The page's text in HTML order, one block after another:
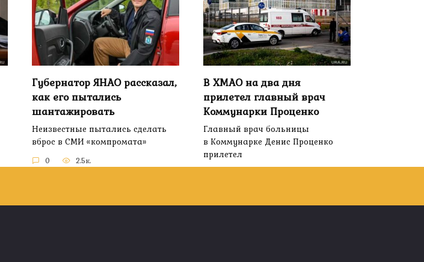
Губернатор ЯНАО рассказал,
как его пытались
шантажировать
Неизвестные пытались сделать
вброс в СМИ «компромата»
0 2.5к.
В ХМАО на два дня
прилетел главный врач
Коммунарки Проценко
Главный врач больницы
в Коммунарке Денис Проценко
прилетел